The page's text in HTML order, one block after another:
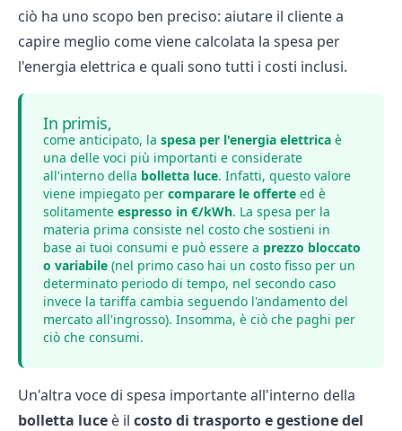
ciò ha uno scopo ben preciso: aiutare il cliente a
capire meglio come viene calcolata la spesa per
l'energia elettrica e quali sono tutti i costi inclusi.
In primis,
come anticipato, la spesa per l'energia elettrica è
una delle voci più importanti e considerate
all'interno della bolletta luce. Infatti, questo valore
viene impiegato per comparare le offerte ed è
solitamente espresso in €/kWh. La spesa per la
materia prima consiste nel costo che sostieni in
base ai tuoi consumi e può essere a prezzo bloccato
o variabile (nel primo caso hai un costo fisso per un
determinato periodo di tempo, nel secondo caso
invece la tariffa cambia seguendo l'andamento del
mercato all'ingrosso). Insomma, è ciò che paghi per
ciò che consumi.
Un'altra voce di spesa importante all'interno della
bolletta luce è il costo di trasporto e gestione del